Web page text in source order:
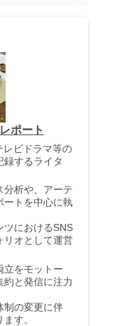
ポート
レビドラマ等の
録するライタ
分析や、アーテ
ートを中心に執
ツにおけるSNS
リオとして運営
立をモットー
約と発信に注力
制の変更に伴
す。